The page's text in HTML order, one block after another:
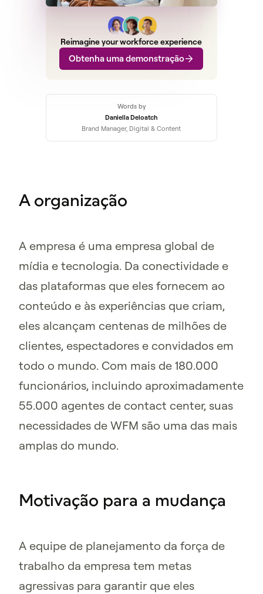
Reimagine your workforce experience
Obtenha uma demonstração
Words by
Daniella Deloatch
Brand Manager, Digital & Content
A organização
A empresa é uma empresa global de
mídia e tecnologia. Da conectividade e
das plataformas que eles fornecem ao
conteúdo e às experiências que criam,
eles alcançam centenas de milhões de
clientes, espectadores e convidados em
todo o mundo. Com mais de 180.000
funcionários, incluindo aproximadamente
55.000 agentes de contact center, suas
necessidades de WFM são uma das mais
amplas do mundo.
Motivação para a mudança
A equipe de planejamento da força de
trabalho da empresa tem metas
agressivas para garantir que eles